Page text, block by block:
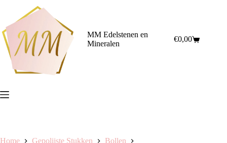
inhoud
MM Edelstenen en
Mineralen
Winkelwagen
€0,00
Home Gepolijste Stukken
Bollen